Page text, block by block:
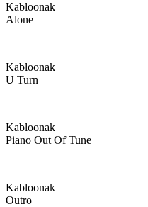
Kabloonak
Alone
Kabloonak
U Turn
Kabloonak
Piano Out Of Tune
Kabloonak
Outro